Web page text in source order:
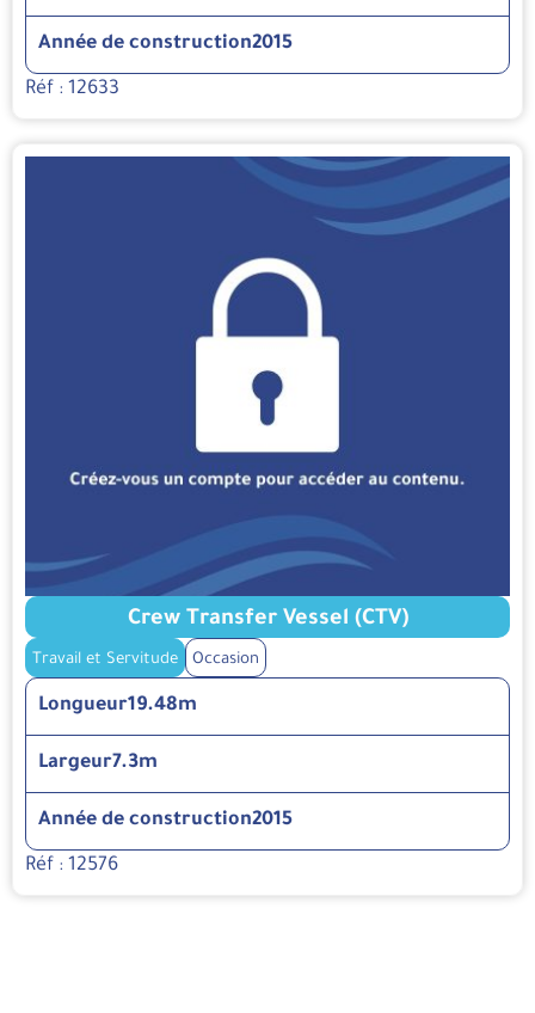
Année de construction2015
Réf : 12633
Crew Transfer Vessel (CTV)
Travail et Servitude Occasion
Longueur19.48m
Largeur7.3m
Année de construction2015
Réf : 12576